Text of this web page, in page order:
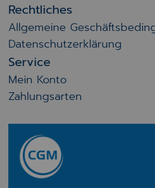
Rechtliches
Allgemeine
Datenschutzerklärung
Service
Mein Konto
Zahlungsarten